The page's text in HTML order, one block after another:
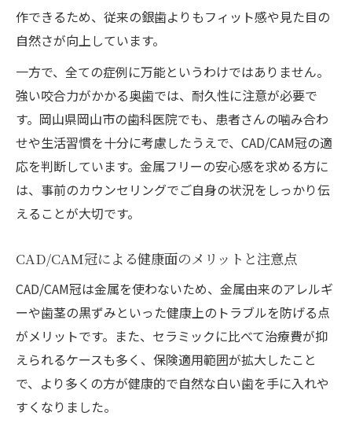
作できるため、従来の銀歯よりもフィット感や見た目の
自然さが向上しています。
一方で、全ての症例に万能というわけではありません。
強い咬合力がかかる奥歯では、耐久性に注意が必要で
す。岡山県岡山市の歯科医院でも、患者さんの噛み合わ
せや生活習慣を十分に考慮したうえで、CAD/CAM冠の適
応を判断しています。金属フリーの安心感を求める方に
は、事前のカウンセリングでご自身の状況をしっかり伝
えることが大切です。
CAD/CAM冠による健康面のメリットと注意点
CAD/CAM冠は金属を使わないため、金属由来のアレルギ
ーや歯茎の黒ずみといった健康上のトラブルを防げる点
がメリットです。また、セラミックに比べて治療費が抑
えられるケースも多く、保険適用範囲が拡大したこと
で、より多くの方が健康的で自然な白い歯を手に入れや
すくなりました。